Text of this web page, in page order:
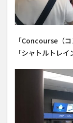
「Concourse（
「シャトルトレ